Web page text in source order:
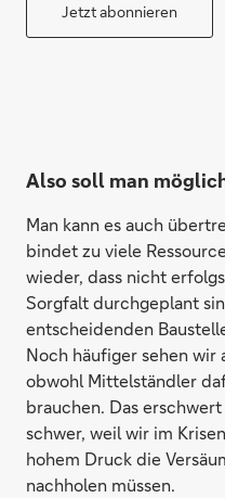
Jetzt abonnieren
Also soll man
Man kann es auch
bindet zu viele
wieder, dass nicht
Sorgfalt durchgeplant
entscheidenden
Noch häufiger sehen wir
obwohl Mittelständler
brauchen. Das
schwer, weil wir im
hohem Druck die
nachholen müssen.